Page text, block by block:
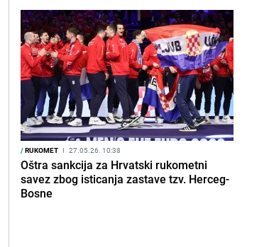
/RUKOMET I 27.05.26. 10:38
Oštra sankcija za Hrvatski rukometni
savez zbog isticanja zastave tzv. Herceg-
Bosne